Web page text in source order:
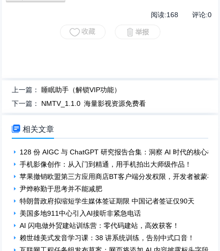
阅读:168 评论:0
上一篇： 睡眠助手（解锁VIP功能）
下一篇： NMTV_1.1.0 海量影视资源免费看
 相关文章
128 份 AIGC 与 ChatGPT 研究报告合集：洞察 AI 时代的核心机
手机影像创作：从入门到精通，用手机拍出大师级作品！
苹果撤销欧盟第三方应用商店BT客户端分发权限，开发者被蒙在
尹烨称勤于思考并不能减肥
特朗普政府拟缩短学生媒体签证期限 中国记者签证仅90天
美国多地911中心引入AI接听非紧急电话
AI 闪电做外贸建站训练营：零代码建站，高效获客！
赖世雄美式发音学习课：38 讲系统训练，告别中式口音！